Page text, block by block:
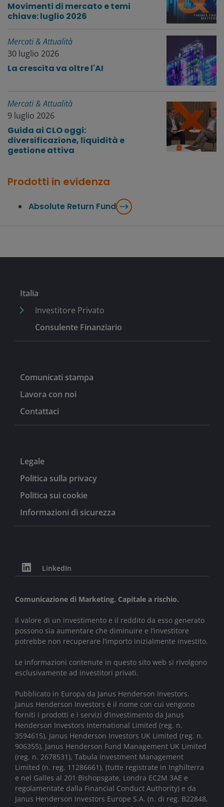
Movimenti di mercato e temi
chiave: luglio 2026
Mercati & Attualità
30 luglio 2026
La crescita va oltre l'AI
Mercati & Attualità
9 luglio 2026
Guida ai CLO oggi:
diversificazione, liquidità e
gestione attiva
Prodotti in evidenza
Absolute Return Fund
Italia
Investitore Privato
Consulente Finanziario
Comunicati stampa
Lavora con noi
Contattaci
Legale
Politica sulla privacy
Politica sui cookie
Informazioni di sicurezza
LinkedIn
Comunicazione di Marketing. Capitale a rischio.
Il valore di un investimento e il reddito da esso generato
possono sia aumentare che diminuire e l’investitore
potrebbe non recuperare l’importo inizialmente investito.
Le informazioni contenute in questo sito web si rivolgono
esclusivamente ad investitori privati.
Pubblicato in Europa da Janus Henderson Investors.
Janus Henderson Investors è il nome con cui vengono
forniti i prodotti e i servizi d’investimento da Janus
Henderson Investors International Limited (reg. n.
3594615), Janus Henderson Investors UK Limited (reg. n.
906355), Janus Henderson Fund Management UK Limited
(reg. n. 2678531), Tabula Investment Management
Limited (n. reg. 11286661), (tutte registrate in Inghilterra
e nel Galles al 201 Bishopsgate, Londra EC2M 3AE e
regolamentate dalla Financial Conduct Authority) e da
Janus Henderson Investors Europe S.A. (n. di reg. B22848,